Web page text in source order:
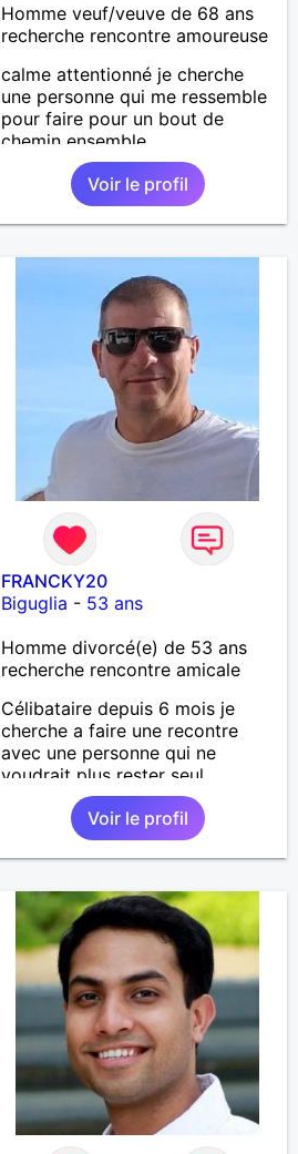
Homme veuf/veuve de 68 ans
recherche rencontre amoureuse
calme attentionné je cherche
une personne qui me ressemble
pour faire pour un bout de
chemin ensemble
Voir le profil
FRANCKY20
Biguglia - 53 ans
Homme divorcé(e) de 53 ans
recherche rencontre amicale
Célibataire depuis 6 mois je
cherche a faire une recontre
avec une personne qui ne
voudrait plus rester seul ,
comme moi .
Voir le profil